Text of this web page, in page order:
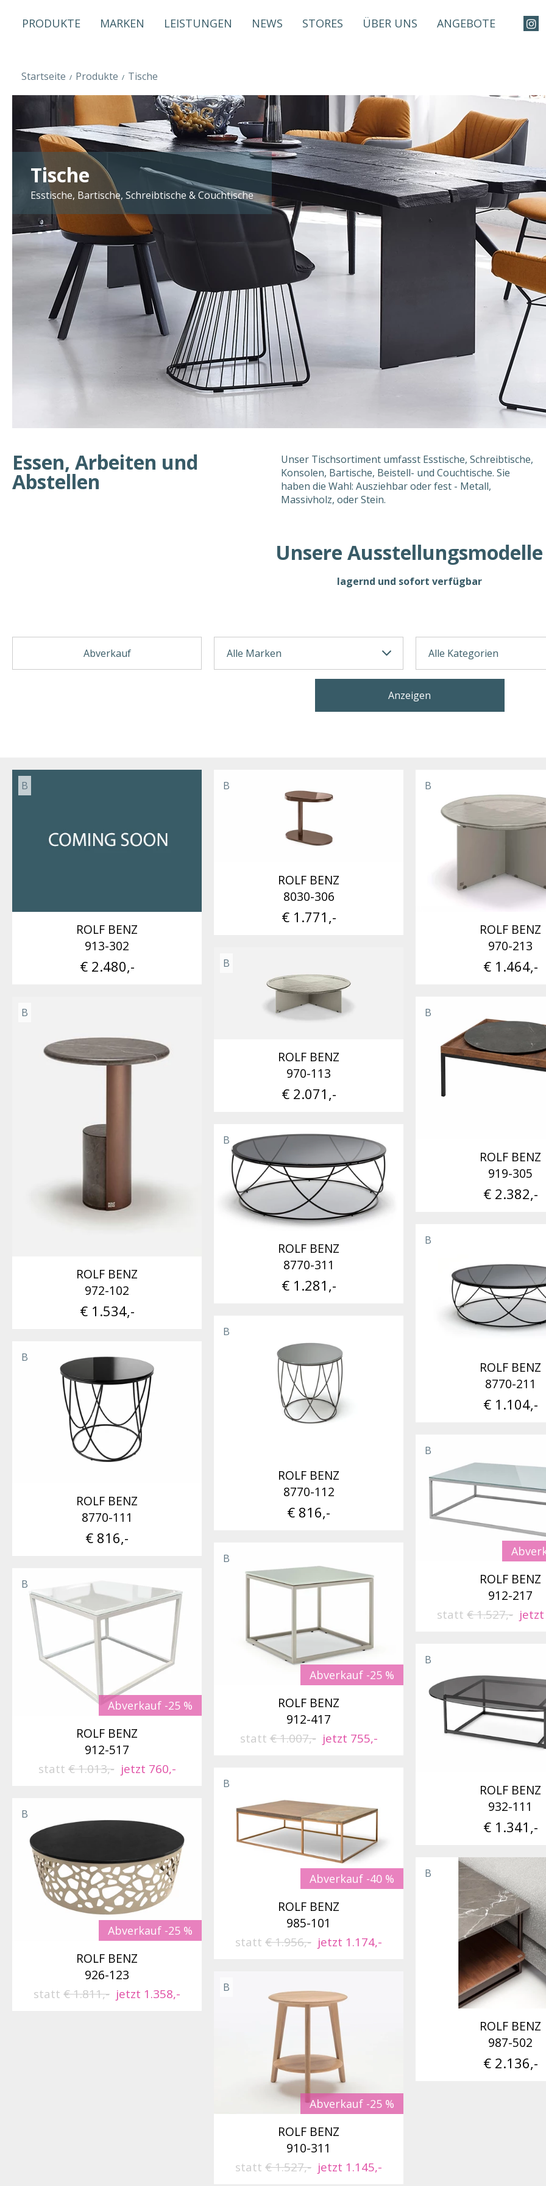
PRODUKTE MARKEN LEISTUNGEN NEWS STORES ÜBER UNS ANGEBOTE
Startseite Produkte Tische
Tische
Esstische, Bartische, Schreibtische & Couchtische
Essen, Arbeiten und
Abstellen
Unser Tischsortiment umfasst Esstische, Schreibtische,
Konsolen, Bartische, Beistell- und Couchtische. Sie
haben die Wahl: Ausziehbar oder fest - Metall,
Massivholz, oder Stein.
Unsere Ausstellungsmodelle
lagernd und sofort verfügbar
Abverkauf
Anzeigen
B
ROLF BENZ
913-302
€ 2.480,-
B
ROLF BENZ
8030-306
€ 1.771,-
B
ROLF BENZ
970-213
€ 1.464,-
B
ROLF BENZ
970-113
€ 2.071,-
B
ROLF BENZ
972-102
€ 1.534,-
B
ROLF BENZ
919-305
€ 2.382,-
B
ROLF BENZ
8770-311
€ 1.281,-
B
ROLF BENZ
8770-211
€ 1.104,-
B
ROLF BENZ
8770-112
€ 816,-
B
ROLF BENZ
8770-111
€ 816,-
B
ROLF BENZ
912-217
statt € 1.527,- jetzt
Abverkauf -25 %
B
ROLF BENZ
912-417
statt€ 1.007,- jetzt 755,-
Abverkauf -25 %
B
ROLF BENZ
912-517
statt€ 1.013,- jetzt 760,-
B
ROLF BENZ
932-111
€ 1.341,-
Abverkauf -40 %
B
ROLF BENZ
985-101
statt € 1.956,- jetzt 1.174,-
Abverkauf -25 %
B
ROLF BENZ
926-123
statt € 1.811,- jetzt 1.358,-
B
ROLF BENZ
987-502
€ 2.136,-
Abverkauf -25 %
B
ROLF BENZ
910-311
statt € 1.527,- jetzt 1.145,-